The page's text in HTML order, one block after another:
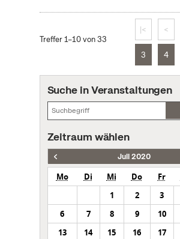
Treffer 1–10 von 33
|< <
3 4
Suche in Veranstaltungen
Zeitraum wählen
Juli 2020
Mo Di Mi Do Fr
1
2 3
6
7 8 9 10
13
14 15 16 17